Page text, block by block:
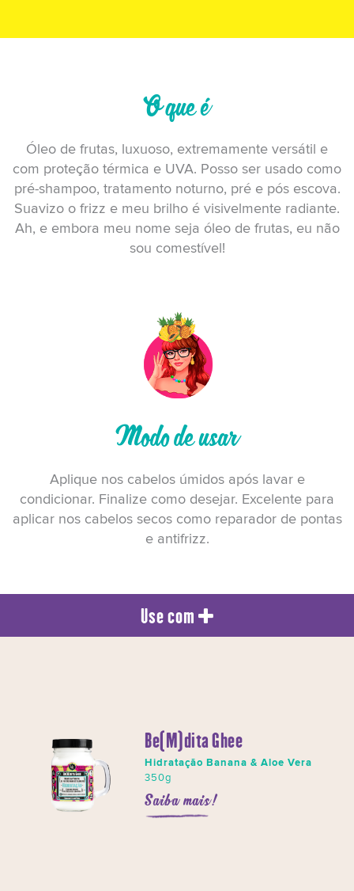
O que é
Óleo de frutas, luxuoso, extremamente versátil e
com proteção térmica e UVA. Posso ser usado como
pré-shampoo, tratamento noturno, pré e pós escova.
Suavizo o frizz e meu brilho é visivelmente radiante.
Ah, e embora meu nome seja óleo de frutas, eu não
sou comestível!
Modo de usar
Aplique nos cabelos úmidos após lavar e
condicionar. Finalize como desejar. Excelente para
aplicar nos cabelos secos como reparador de pontas
e antifrizz.
Use com
Be(M)dita Ghee
Hidratação Banana & Aloe Vera
350g
Saiba mais!